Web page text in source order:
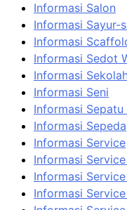
Informasi Salon
Informasi Sayur-
Informasi
Informasi Sedot
Informasi
Informasi Seni
Informasi Sepatu
Informasi Sepeda
Informasi Service
Informasi
Informasi
Informasi